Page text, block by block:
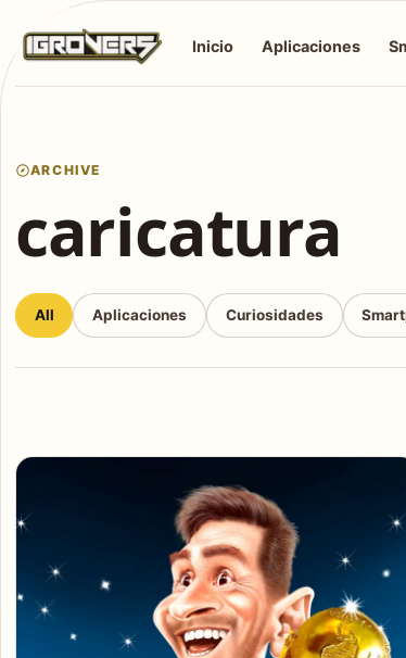
Inicio Aplicaciones
ARCHIVE
caricatura
All Aplicaciones Curiosidades
Articles